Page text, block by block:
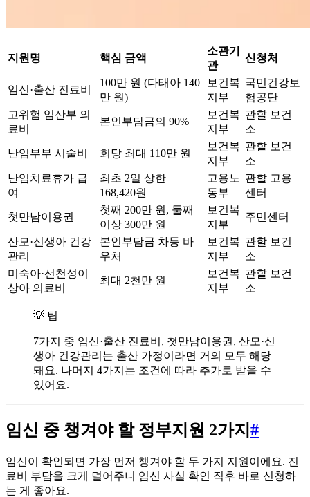
지원명 핵심 금액
소관기
관
신청처
임신·출산 진료비
100만 원 (다태아 140
만 원)
보건복
지부
국민건강보
험공단
고위험 임산부 의
료비
본인부담금의 90%
보건복
지부
관할 보건
소
난임부부 시술비 회당 최대 110만 원
보건복
지부
관할 보건
소
난임치료휴가 급
여
최초 2일 상한
168,420원
고용노
동부
관할 고용
센터
첫만남이용권
첫째 200만 원, 둘째
이상 300만 원
보건복
지부
주민센터
산모·신생아 건강
관리
본인부담금 차등 바
우처
보건복
지부
관할 보건
소
미숙아·선천성이
상아 의료비
최대 2천만 원
보건복
지부
관할 보건
소
💡 팁
7가지 중 임신·출산 진료비, 첫만남이용권, 산모·신
생아 건강관리는 출산 가정이라면 거의 모두 해당
돼요. 나머지 4가지는 조건에 따라 추가로 받을 수
있어요.
임신 중 챙겨야 할 정부지원 2가지 #
임신이 확인되면 가장 먼저 챙겨야 할 두 가지 지원이에요. 진
료비 부담을 크게 덜어주니 임신 사실 확인 직후 바로 신청하
는 게 좋아요.